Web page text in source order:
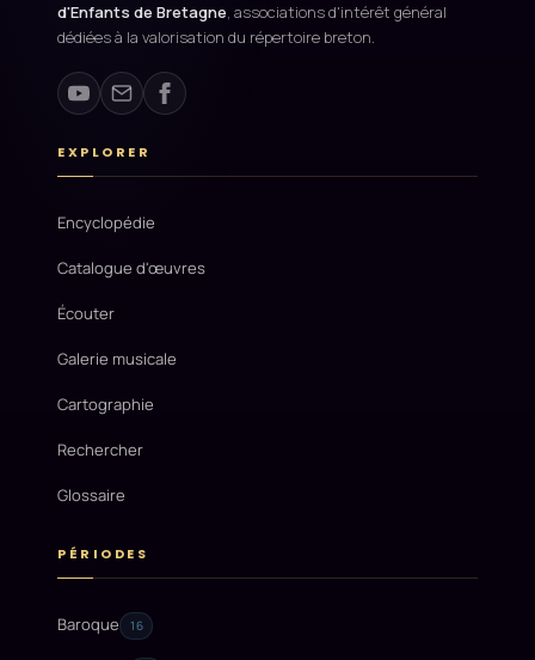
d'Enfants de Bretagne, associations d'intérêt général
dédiées à la valorisation du répertoire breton.
EXPLORER
Encyclopédie
Catalogue d'œuvres
Écouter
Galerie musicale
Cartographie
Rechercher
Glossaire
PÉRIODES
Baroque 16